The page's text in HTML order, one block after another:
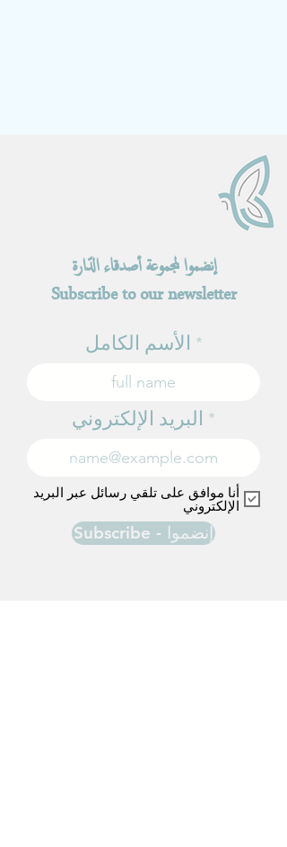
إنضموا لمجموعة أصدقاء الدّارة
Subscribe to our newsletter
الأسم الكامل
البريد الإلكتروني
أنا موافق على تلقي رسائل عبر البريد
الإلكتروني
Subscribe - إنضموا